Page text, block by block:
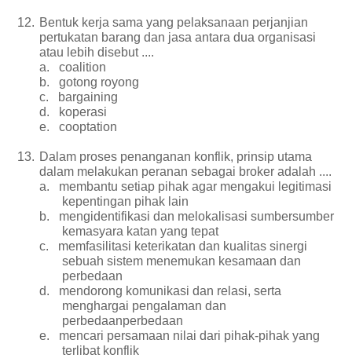
12. Bentuk kerja sama yang pelaksanaan perjanjian
pertukatan barang dan jasa antara dua organisasi
atau lebih disebut ....
a.
coalition
b.
gotong royong
c.
bargaining
d.
koperasi
e.
cooptation
13. Dalam proses penanganan konflik, prinsip utama
dalam melakukan peranan sebagai broker adalah ....
a.
membantu setiap pihak agar mengakui legitimasi
kepentingan pihak lain
b.
mengidentifikasi dan melokalisasi sumbersumber
kemasyara katan yang tepat
c.
memfasilitasi keterikatan dan kualitas sinergi
sebuah sistem menemukan kesamaan dan
perbedaan
d.
mendorong komunikasi dan relasi, serta
menghargai pengalaman dan
perbedaanperbedaan
e.
mencari persamaan nilai dari pihak-pihak yang
terlibat konflik